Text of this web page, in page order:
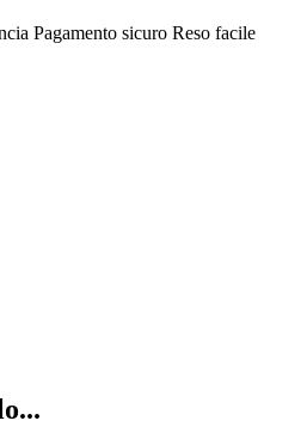
Pagamento sicuro Reso facile